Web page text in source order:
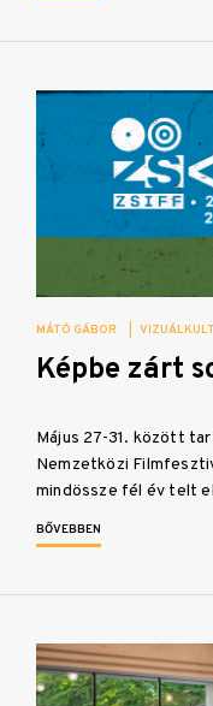
MÁTÓ GÁBOR
Képbe zárt
Május 27-31. között
Nemzetközi
mindössze fél év telt
BŐVEBBEN